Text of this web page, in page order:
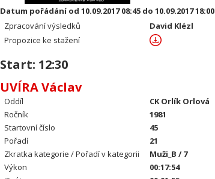
Datum pořádání od 10.09.2017 08:45 do 10.09.2017 18:00
Zpracování výsledků
David Klézl
Propozice ke stažení
Start: 12:30
UVÍRA Václav
Oddíl
CK Orlík Orlová
Ročník
1981
Startovní číslo
45
Pořadí
21
Zkratka kategorie / Pořadí v kategorii
Muži_B / 7
Výkon
00:17:54